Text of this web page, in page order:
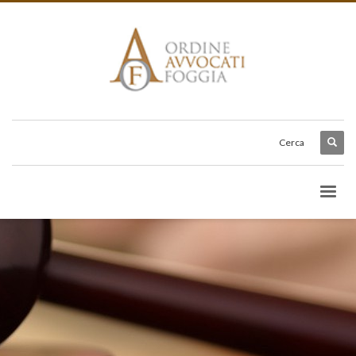
Cerca